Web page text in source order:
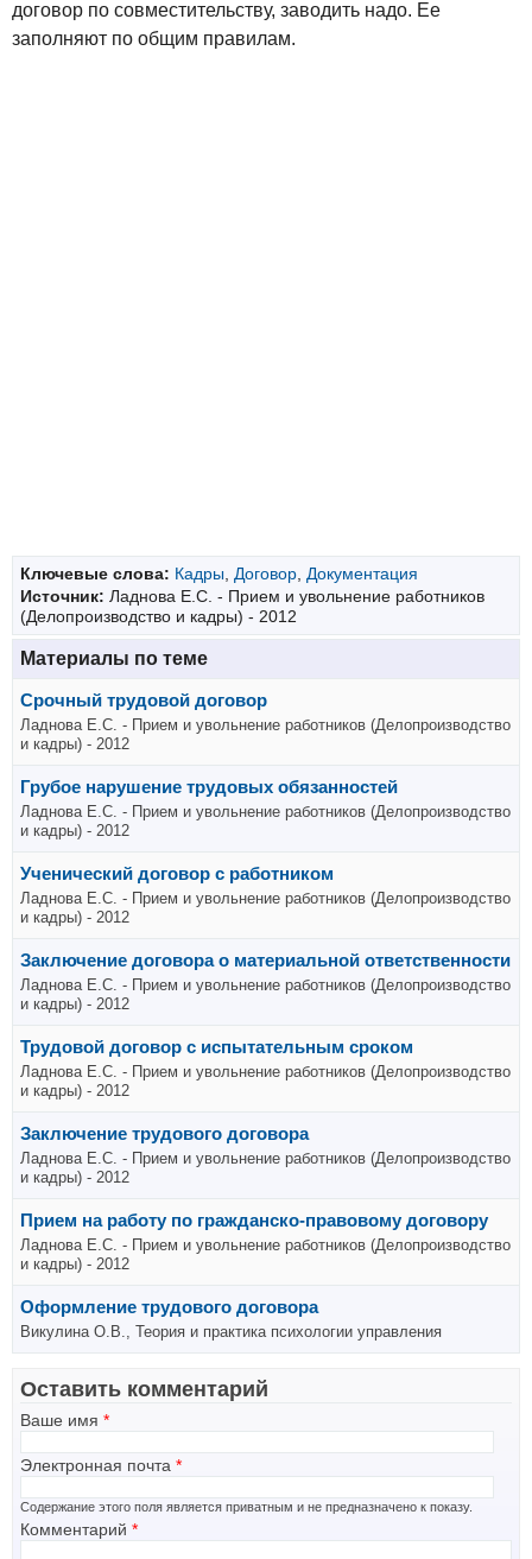
договор по совместительству, заводить надо. Ее
заполняют по общим правилам.
Ключевые слова: Кадры, Договор, Документация
Источник: Ладнова Е.С. - Прием и увольнение работников
(Делопроизводство и кадры) - 2012
Материалы по теме
Срочный трудовой договор
Ладнова Е.С. - Прием и увольнение работников (Делопроизводство
и кадры) - 2012
Грубое нарушение трудовых обязанностей
Ладнова Е.С. - Прием и увольнение работников (Делопроизводство
и кадры) - 2012
Ученический договор с работником
Ладнова Е.С. - Прием и увольнение работников (Делопроизводство
и кадры) - 2012
Заключение договора о материальной ответственности
Ладнова Е.С. - Прием и увольнение работников (Делопроизводство
и кадры) - 2012
Трудовой договор с испытательным сроком
Ладнова Е.С. - Прием и увольнение работников (Делопроизводство
и кадры) - 2012
Заключение трудового договора
Ладнова Е.С. - Прием и увольнение работников (Делопроизводство
и кадры) - 2012
Прием на работу по гражданско-правовому договору
Ладнова Е.С. - Прием и увольнение работников (Делопроизводство
и кадры) - 2012
Оформление трудового договора
Викулина О.В., Теория и практика психологии управления
Оставить комментарий
Ваше имя *
Электронная почта *
Содержание этого поля является приватным и не предназначено к показу.
Комментарий *